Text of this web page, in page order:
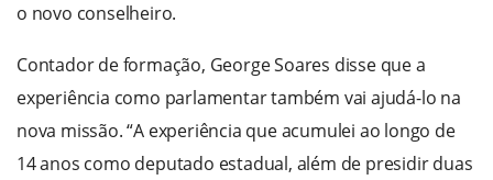
o novo conselheiro.
Contador de formação, George Soares disse que a
experiência como parlamentar também vai ajudá-lo na
nova missão. “A experiência que acumulei ao longo de
14 anos como deputado estadual, além de presidir duas